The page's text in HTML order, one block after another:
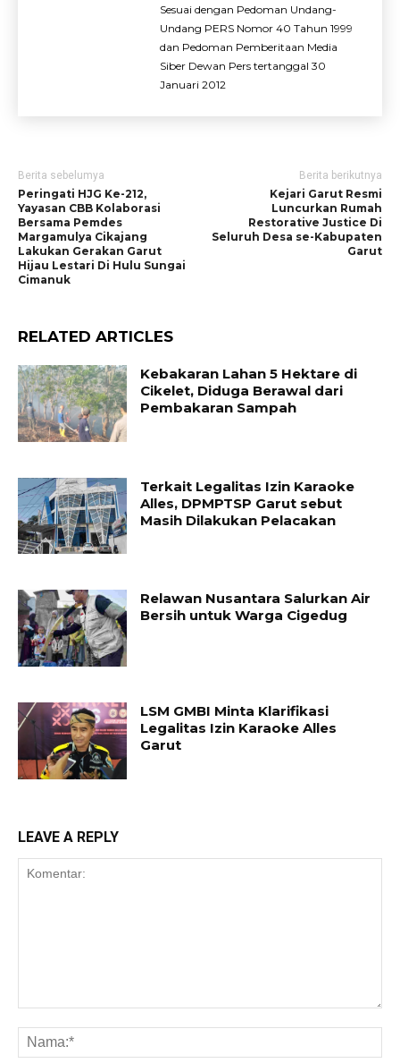
Sesuai dengan Pedoman Undang-
Undang PERS Nomor 40 Tahun 1999
dan Pedoman Pemberitaan Media
Siber Dewan Pers tertanggal 30
Januari 2012
Berita sebelumya
Peringati HJG Ke-212,
Yayasan CBB Kolaborasi
Bersama Pemdes
Margamulya Cikajang
Lakukan Gerakan Garut
Hijau Lestari Di Hulu Sungai
Cimanuk
Berita berikutnya
Kejari Garut Resmi
Luncurkan Rumah
Restorative Justice Di
Seluruh Desa se-Kabupaten
Garut
RELATED ARTICLES
Kebakaran Lahan 5 Hektare di
Cikelet, Diduga Berawal dari
Pembakaran Sampah
Terkait Legalitas Izin Karaoke
Alles, DPMPTSP Garut sebut
Masih Dilakukan Pelacakan
Relawan Nusantara Salurkan Air
Bersih untuk Warga Cigedug
LSM GMBI Minta Klarifikasi
Legalitas Izin Karaoke Alles
Garut
LEAVE A REPLY